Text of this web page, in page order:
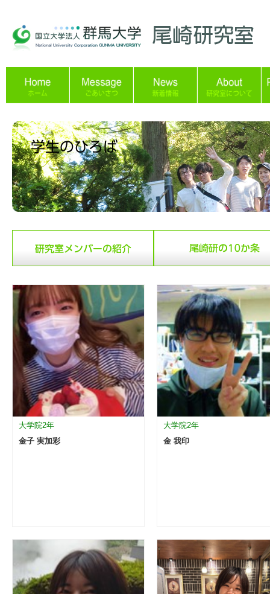
大学院2年
金子 実加彩
大学院2年
金 我印